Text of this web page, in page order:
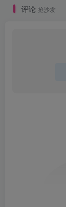
评论 抢沙发